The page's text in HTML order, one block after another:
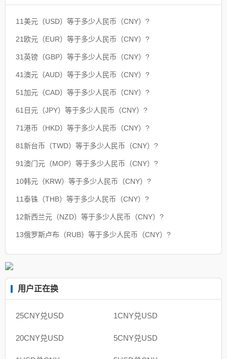
11美元（USD）等于多少人民币（CNY）?
21欧元（EUR）等于多少人民币（CNY）?
31英镑（GBP）等于多少人民币（CNY）?
41澳元（AUD）等于多少人民币（CNY）?
51加元（CAD）等于多少人民币（CNY）?
61日元（JPY）等于多少人民币（CNY）?
71港币（HKD）等于多少人民币（CNY）?
81新台币（TWD）等于多少人民币（CNY）?
91澳门元（MOP）等于多少人民币（CNY）?
10韩元（KRW）等于多少人民币（CNY）?
11泰铢（THB）等于多少人民币（CNY）?
12新西兰元（NZD）等于多少人民币（CNY）?
13俄罗斯卢布（RUB）等于多少人民币（CNY）?
用户正在换
25CNY兑USD 1CNY兑USD
20CNY兑USD 5CNY兑USD